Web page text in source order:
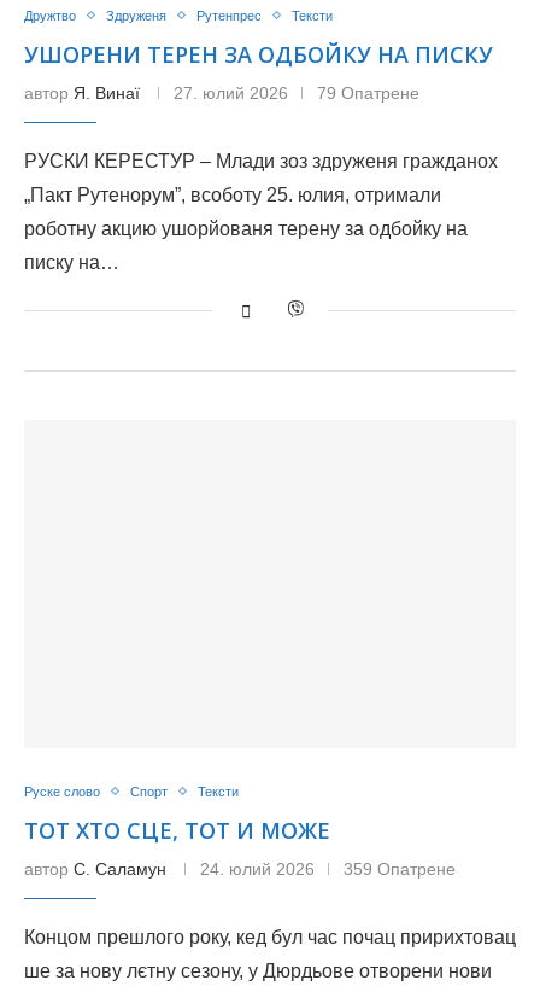
Дружтво Здруженя Рутенпрес Тексти
УШОРЕНИ ТЕРЕН ЗА ОДБОЙКУ НА ПИСКУ
автор Я. Винаї 27. юлий 2026 79 Опатрене
РУСКИ КЕРЕСТУР – Млади зоз здруженя гражданох
„Пакт Рутенорум”, всоботу 25. юлия, отримали
роботну акцию ушорйованя терену за одбойку на
писку на…
Руске слово Спорт Тексти
ТОТ ХТО СЦЕ, ТОТ И МОЖЕ
автор С. Саламун 24. юлий 2026 359 Опатрене
Концом прешлого року, кед бул час почац пририхтовац
ше за нову лєтну сезону, у Дюрдьове отворени нови